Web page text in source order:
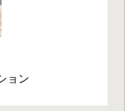
ョン